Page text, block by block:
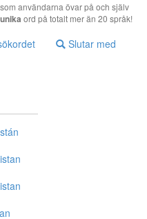
användarna övar på och själv
ord på totalt mer än 20 språk!
Slutar med